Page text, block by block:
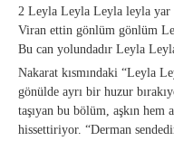
2 Leyla Leyla Leyla leyla yar
Viran ettin gönlüm gönlüm
Bu can yolundadır Leyla
Nakarat kısmındaki “Leyla
gönülde ayrı bir huzur
taşıyan bu bölüm, aşkın hem
hissettiriyor. “Derman